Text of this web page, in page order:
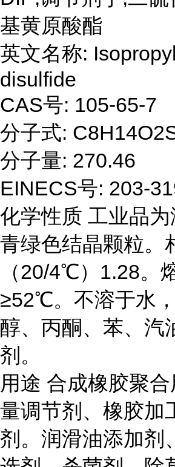
基黄原酸酯
英文名称:
disulfide
CAS号: 105-65-7
分子式:
分子量: 270.46
EINECS号: 203-
化学性质 工业品
青绿色结晶颗粒。
（20/4℃）1.28。
≥52℃。不溶于水
醇、丙酮、苯、汽
剂。
用途 合成橡胶聚
量调节剂、橡胶加
剂。润滑油添加剂